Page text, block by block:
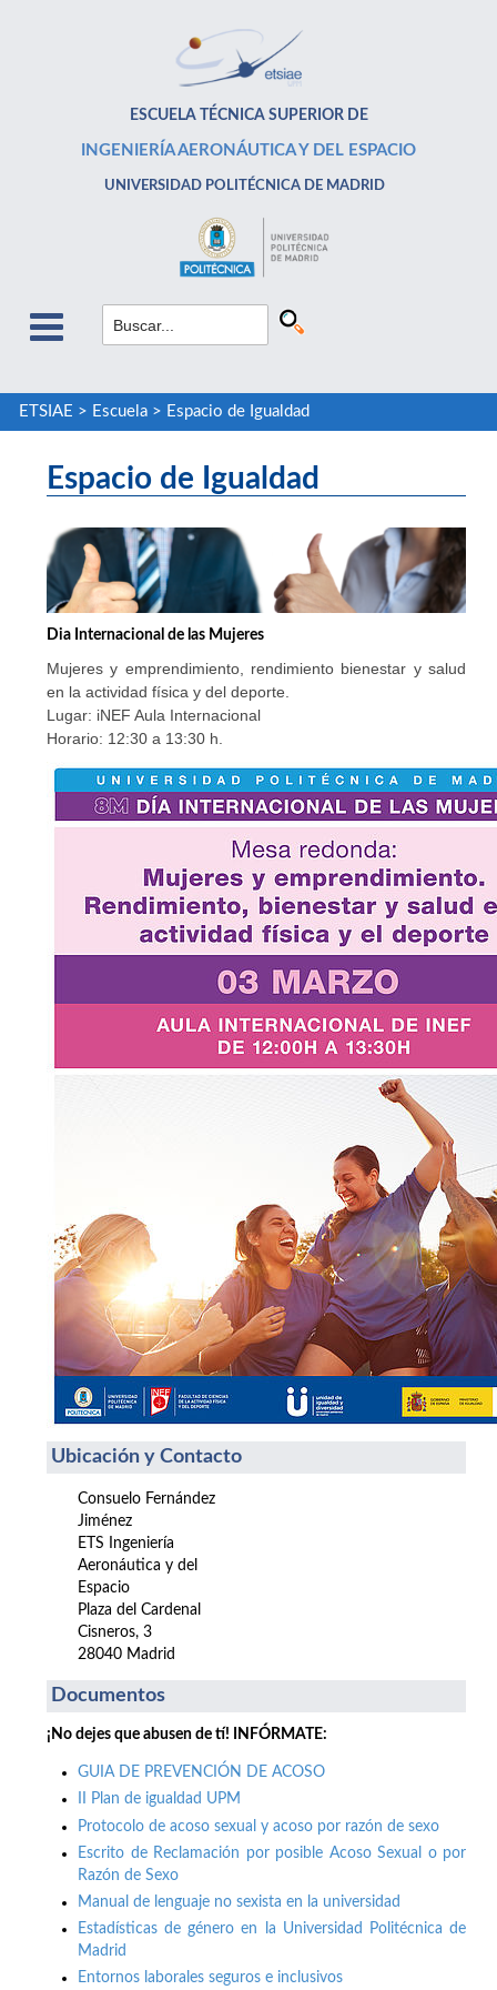
ESCUELA TÉCNICA SUPERIOR DE
INGENIERÍA AERONÁUTICA Y DEL ESPACIO
UNIVERSIDAD POLITÉCNICA DE MADRID
ETSIAE > Escuela> Espacio de Igualdad
Espacio de Igualdad
Dia Internacional de las Mujeres
Mujeres y emprendimiento, rendimiento bienestar y salud
en la actividad física y del deporte.
Lugar: iNEF Aula Internacional
Horario: 12:30 a 13:30 h.
Ubicación y Contacto
Consuelo Fernández
Jiménez
ETS Ingeniería
Aeronáutica y del
Espacio
Plaza del Cardenal
Cisneros, 3
28040 Madrid
Documentos
¡No dejes que abusen de tí! INFÓRMATE:
GUIA DE PREVENCIÓN DE ACOSO
II Plan de igualdad UPM
Protocolo de acoso sexual y acoso por razón de sexo
Escrito de Reclamación por posible Acoso Sexual o por
Razón de Sexo
Manual de lenguaje no sexista en la universidad
Estadísticas de género en la Universidad Politécnica de
Madrid
Entornos laborales seguros e inclusivos